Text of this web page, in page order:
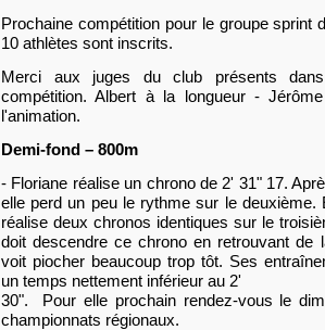
Prochaine compétition pour le groupe sprint
10 athlètes sont inscrits.
Merci aux juges du club présents
compétition. Albert à la longueur -
l'animation.
Demi-fond – 800m
- Floriane réalise un chrono de 2' 31" 17.
elle perd un peu le rythme sur le deuxième.
réalise deux chronos identiques sur le
doit descendre ce chrono en retrouvant de
voit piocher beaucoup trop tôt. Ses
un temps nettement inférieur au 2'
30". Pour elle prochain rendez-vous le
championnats régionaux.